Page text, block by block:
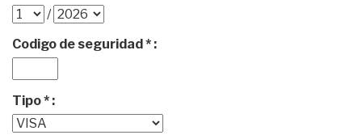
/
Codigo de seguridad * :
Tipo * :